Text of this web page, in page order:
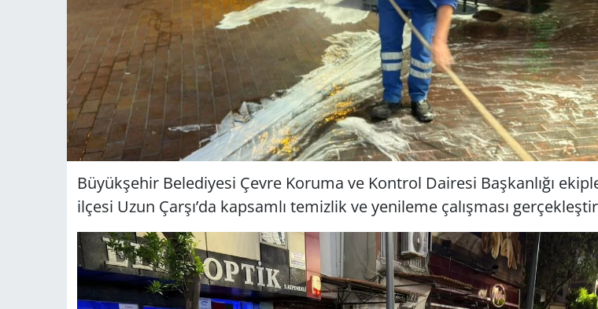
Büyükşehir Belediyesi Çevre Koruma ve Kontrol Dairesi Başkanlığı
ilçesi Uzun Çarşı’da kapsamlı temizlik ve yenileme çalışması